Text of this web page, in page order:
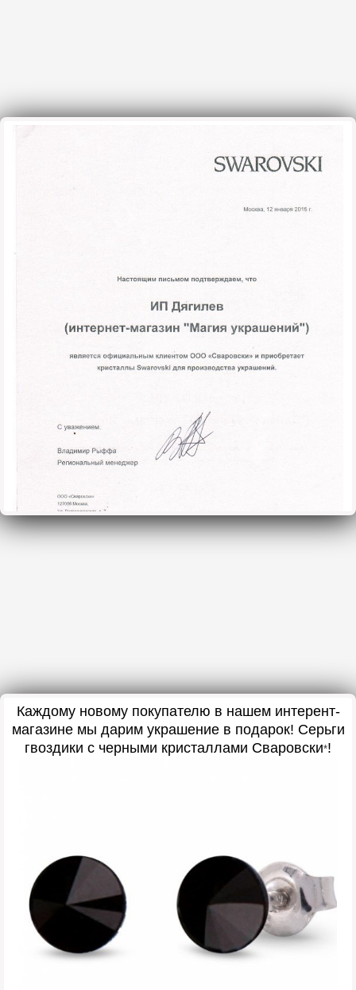
Каждому новому покупателю в нашем интерент-
магазине мы дарим украшение в подарок! Серьги
гвоздики с черными кристаллами Сваровски*!